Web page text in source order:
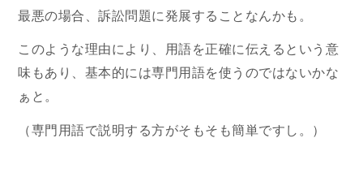
最悪の場合、訴訟問題に発展することなんかも。
このような理由により、用語を正確に伝えるという意
味もあり、基本的には専門用語を使うのではないかな
ぁと。
（専門用語で説明する方がそもそも簡単ですし。）